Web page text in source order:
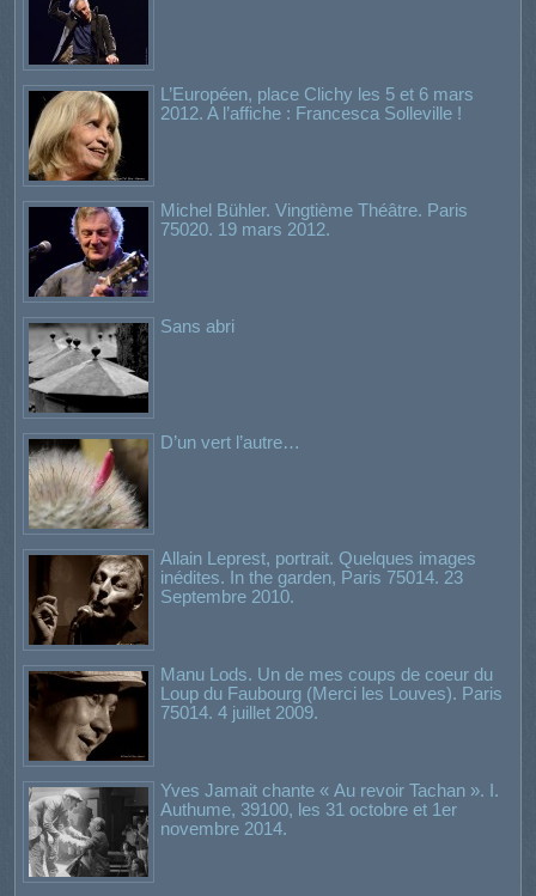
L’Européen, place Clichy les 5 et 6 mars
2012. A l’affiche : Francesca Solleville !
Michel Bühler. Vingtième Théâtre. Paris
75020. 19 mars 2012.
Sans abri
D’un vert l’autre…
Allain Leprest, portrait. Quelques images
inédites. In the garden, Paris 75014. 23
Septembre 2010.
Manu Lods. Un de mes coups de coeur du
Loup du Faubourg (Merci les Louves). Paris
75014. 4 juillet 2009.
Yves Jamait chante « Au revoir Tachan ». I.
Authume, 39100, les 31 octobre et 1er
novembre 2014.